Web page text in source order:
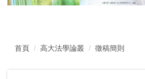
首頁 高大法學論叢 徵稿簡則